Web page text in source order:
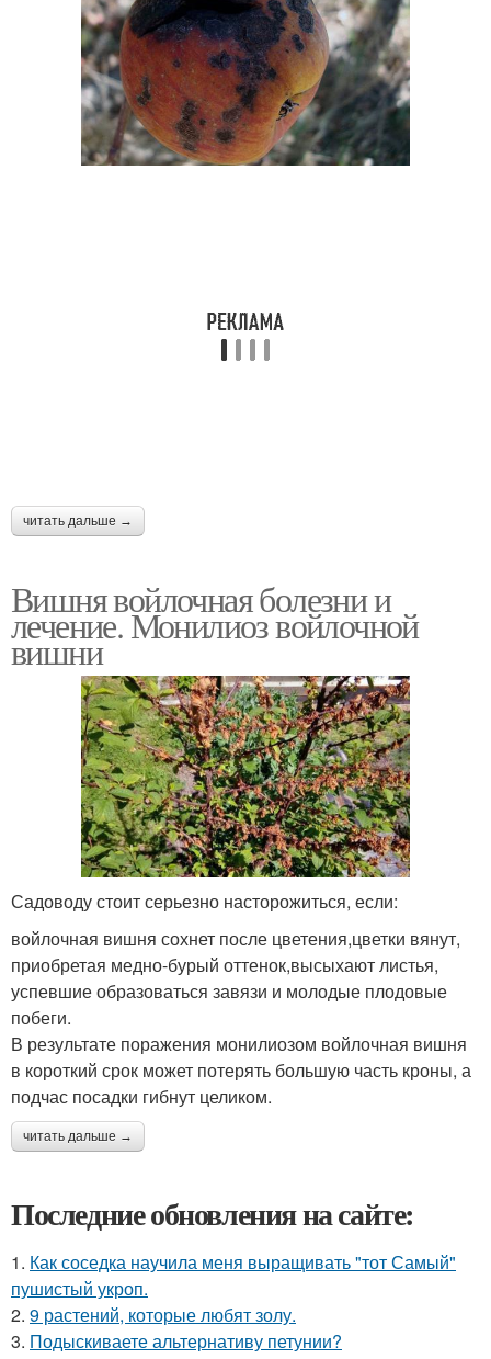
читать дальше →
Вишня войлочная болезни и
лечение. Монилиоз войлочной
вишни
Садоводу стоит серьезно насторожиться, если:
войлочная вишня сохнет после цветения,цветки вянут,
приобретая медно-бурый оттенок,высыхают листья,
успевшие образоваться завязи и молодые плодовые
побеги.
В результате поражения монилиозом войлочная вишня
в короткий срок может потерять большую часть кроны, а
подчас посадки гибнут целиком.
читать дальше →
Последние обновления на сайте:
1. Как соседка научила меня выращивать "тот Самый"
пушистый укроп.
2. 9 растений, которые любят золу.
3. Подыскиваете альтернативу петунии?